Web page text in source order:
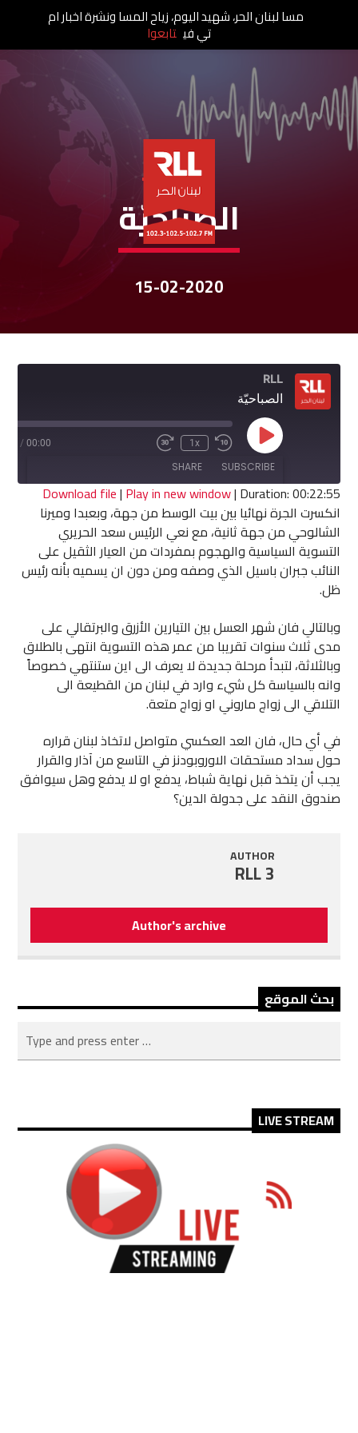
نشرات الأخبار
الصباحيّة
15-02-2020
RLL
الصباحيّة
Play
Episode
Rewind
10
Seconds
1x
Fast
seconds
00:00
/
SUBSCRIBE
SHARE
RSS FEED
SHARE
LINK
EMBED
Download file| Play in new window| Duration: 00:22:55
انكسرت الجرة نهائيا بين بيت الوسط من جهة، وبعبدا وميرنا
الشالوحي من جهة ثانية، مع نعي الرئيس سعد الحريري
التسوية السياسية والهجوم بمفردات من العيار الثقيل على
النائب جبران باسيل الذي وصفه ومن دون ان يسميه بأنه رئيس
ظل.
وبالتالي فان شهر العسل بين التيارين الأزرق والبرتقالي على
مدى ثلاث سنوات تقريبا من عمر هذه التسوية انتهى بالطلاق
وبالثلاثة، لتبدأ مرحلة جديدة لا يعرف الى اين ستنتهي خصوصاً
وانه بالسياسة كل شيء وارد في لبنان من القطيعة الى
التلاقي الى زواج ماروني او زواج متعة.
في أي حال، فان العد العكسي متواصل لاتخاذ لبنان قراره
حول سداد مستحقات الاوروبودنز في التاسع من آذار والقرار
يجب أن يتخذ قبل نهاية شباط، يدفع او لا يدفع وهل سيوافق
صندوق النقد على جدولة الدين؟
AUTHOR
RLL 3
Author's archive
بحث الموقع
LIVE STREAM
مسا لبنان الحر، شهيد اليوم، زياح المسا ونشرة اخبار ام
تي في تابعوا